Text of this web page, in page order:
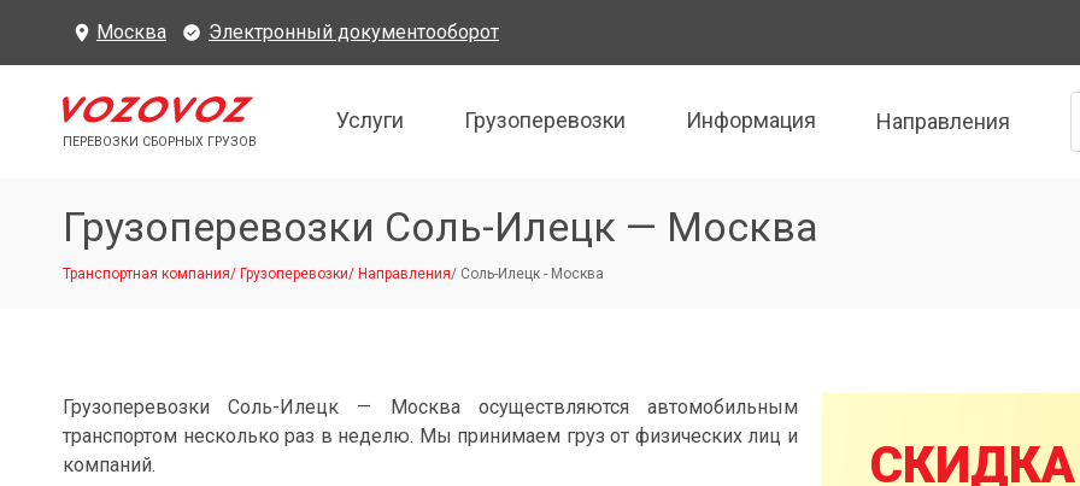
Москва Электронный документооборот
ПЕРЕВОЗКИ СБОРНЫХ ГРУЗОВ
Услуги Грузоперевозки Информация Направления
Грузоперевозки Соль-Илецк — Москва
Транспортная компания/ Грузоперевозки/ Направления/ Соль-Илецк - Москва
Грузоперевозки Соль-Илецк — Москва осуществляются автомобильным
транспортом несколько раз в неделю. Мы принимаем груз от физических лиц и
компаний.
СКИДКА